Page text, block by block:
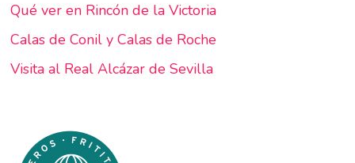
Qué ver en Rincón de la Victoria
Calas de Conil y Calas de Roche
Visita al Real Alcázar de Sevilla